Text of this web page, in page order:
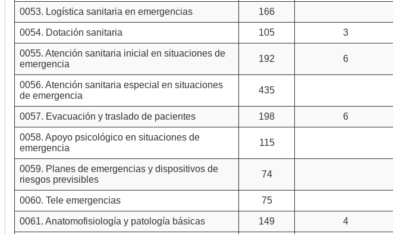
0053. Logística sanitaria en emergencias 166
0054. Dotación sanitaria 105 3
0055. Atención sanitaria inicial en situaciones de
emergencia
192 6
0056. Atención sanitaria especial en situaciones
de emergencia
435
0057. Evacuación y traslado de pacientes 198 6
0058. Apoyo psicológico en situaciones de
emergencia
115
0059. Planes de emergencias y dispositivos de
riesgos previsibles
74
0060. Tele emergencias 75
0061. Anatomofisiología y patología básicas 149 4